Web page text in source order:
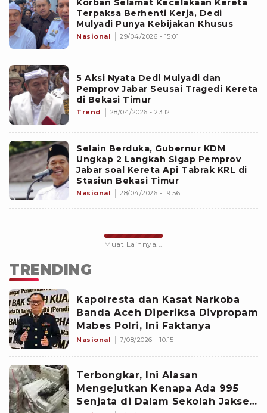
Korban Selamat Kecelakaan Kereta
Terpaksa Berhenti Kerja, Dedi
Mulyadi Punya Kebijakan Khusus
Nasional 29/04/2026 - 15:01
5 Aksi Nyata Dedi Mulyadi dan
Pemprov Jabar Seusai Tragedi Kereta
di Bekasi Timur
Trend 28/04/2026 - 23:12
Selain Berduka, Gubernur KDM
Ungkap 2 Langkah Sigap Pemprov
Jabar soal Kereta Api Tabrak KRL di
Stasiun Bekasi Timur
Nasional 28/04/2026 - 19:56
Muat Lainnya...
TRENDING
Kapolresta dan Kasat Narkoba
Banda Aceh Diperiksa Divpropam
Mabes Polri, Ini Faktanya
Nasional 7/08/2026 - 10:15
Terbongkar, Ini Alasan
Mengejutkan Kenapa Ada 995
Senjata di Dalam Sekolah Jaksel